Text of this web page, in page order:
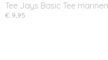
Tee Jays Basic Tee mannen
€ 9,95